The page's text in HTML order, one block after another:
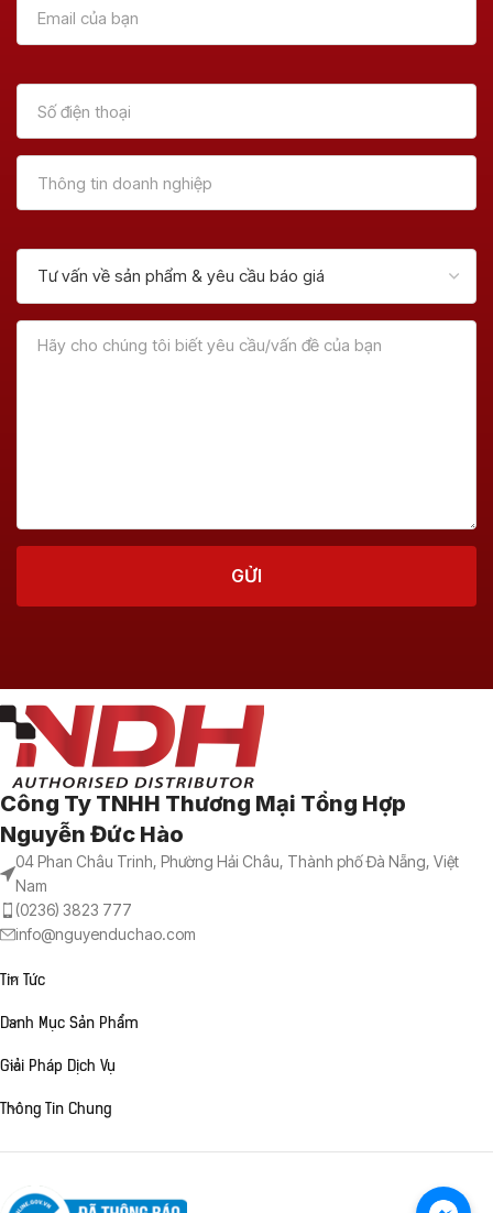
Công Ty TNHH Thương Mại Tổng Hợp
Nguyễn Đức Hào
04 Phan Châu Trinh, Phường Hải Châu, Thành phố Đà Nẵng, Việt
Nam
(0236) 3823 777
info@nguyenduchao.com
Tin Tức
Danh Mục Sản Phẩm
Giải Pháp Dịch Vụ
Thông Tin Chung